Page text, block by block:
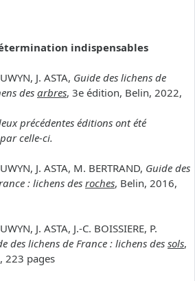
indispensables
J. ASTA, Guide des lichens de
des arbres, 3e édition, Belin, 2022,
précédentes éditions ont été
celle-ci.
J. ASTA, M. BERTRAND, Guide des
: lichens des roches, Belin, 2016,
J. ASTA, J.-C. BOISSIERE, P.
des lichens de France : lichens des sols,
223 pages